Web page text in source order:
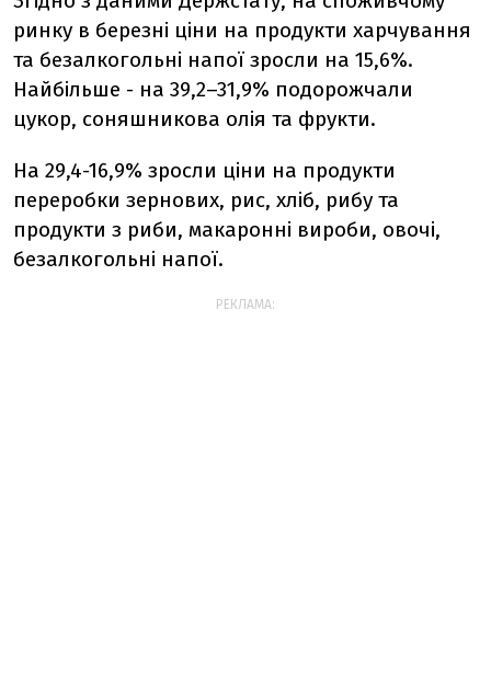
ринку в березні ціни на продукти харчування
та безалкогольні напої зросли на 15,6%.
Найбільше - на 39,2–31,9% подорожчали
цукор, соняшникова олія та фрукти.
На 29,4-16,9% зросли ціни на продукти
переробки зернових, рис, хліб, рибу та
продукти з риби, макаронні вироби, овочі,
безалкогольні напої.
РЕКЛАМА: